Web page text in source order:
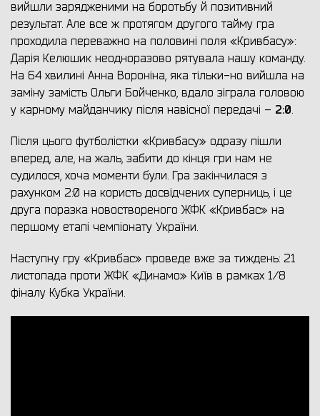
вийшли зарядженими на боротьбу й позитивний
результат. Але все ж протягом другого тайму гра
проходила переважно на половині поля «Кривбасу»:
Дарія Келюшик неодноразово рятувала нашу команду.
На 64 хвилині Анна Вороніна, яка тільки-но вийшла на
заміну замість Ольги Бойченко, вдало зіграла головою
у карному майданчику після навісної передачі – 2:0.
Після цього футболістки «Кривбасу» одразу пішли
вперед, але, на жаль, забити до кінця гри нам не
судилося, хоча моменти були. Гра закінчилася з
рахунком 2:0 на користь досвідчених суперниць, і це
друга поразка новоствореного ЖФК «Кривбас» на
першому етапі чемпіонату України.
Наступну гру «Кривбас» проведе вже за тиждень: 21
листопада проти ЖФК «Динамо» Київ в рамках 1/8
фіналу Кубка України.